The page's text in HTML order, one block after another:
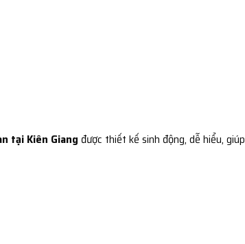
tại Kiên Giangđược thiết kế sinh động, dễ hiểu, giúp